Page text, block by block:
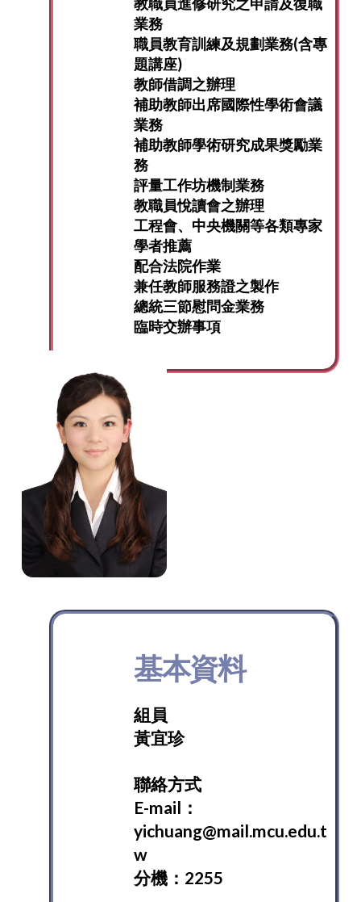
業務
職員教育訓練及規劃業務(含專
題講座)
教師借調之辦理
補助教師出席國際性學術會議
業務
補助教師學術研究成果獎勵業
務
評量工作坊機制業務
教職員悅讀會之辦理
工程會、中央機關等各類專家
學者推薦
配合法院作業
兼任教師服務證之製作
總統三節慰問金業務
臨時交辦事項
基本資料
組員
黃宜珍
聯絡方式
E-mail：
yichuang@mail.mcu.edu.t
w
分機：2255